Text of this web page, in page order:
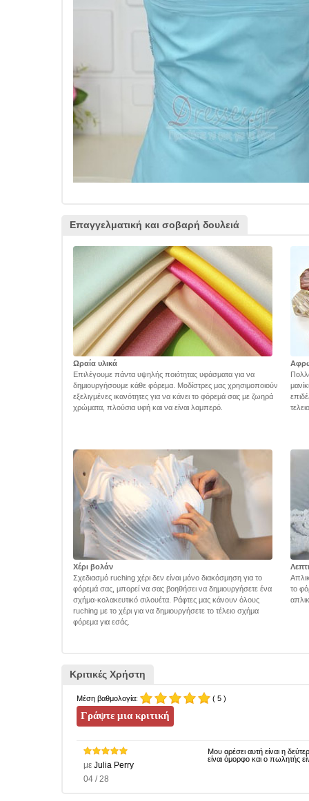
Επαγγελματική και σοβαρή δουλειά
Ωραία υλικά
Επιλέγουμε πάντα υψηλής ποιότητας υφάσματα για να
δημιουργήσουμε κάθε φόρεμα. Μοδίστρες μας χρησιμοποιούν
εξελιγμένες ικανότητες για να κάνει το φόρεμά σας με ζωηρά
χρώματα, πλούσια υφή και να είναι λαμπερό.
Χέρι βολάν
Σχεδιασμό ruching χέρι δεν είναι μόνο διακόσμηση για το
φόρεμά σας, μπορεί να σας βοηθήσει να δημιουργήσετε ένα
σχήμα-κολακευτικό σιλουέτα. Ράφτες μας κάνουν όλους
ruching με το χέρι για να δημιουργήσετε το τέλειο σχήμα
φόρεμα για εσάς.
το
Κριτικές Χρήστη
Μέση βαθμολογία: ( 5 )
με Julia Perry
04 / 28
Μου αρέσει αυτή είναι η
είναι όμορφο και ο πωλητής